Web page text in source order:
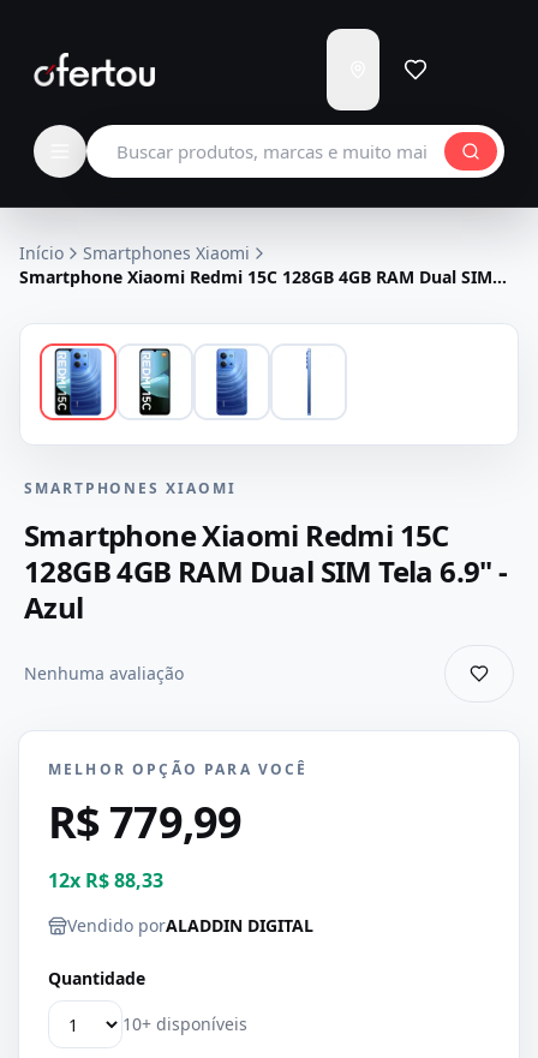
para
Carregando...
Buscar produtos
Início
Smartphones Xiaomi
Smartphone Xiaomi Redmi 15C 128GB 4GB RAM Dual SIM
SMARTPHONES XIAOMI
Smartphone Xiaomi Redmi 15C
128GB 4GB RAM Dual SIM Tela 6.9" -
Azul
Nenhuma avaliação
MELHOR OPÇÃO PARA VOCÊ
R$ 779,99
12x R$ 88,33
Vendido porALADDIN DIGITAL
Quantidade
10+ disponíveis